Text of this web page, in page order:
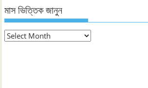
মাস ভিত্তিক জানুন
মাস